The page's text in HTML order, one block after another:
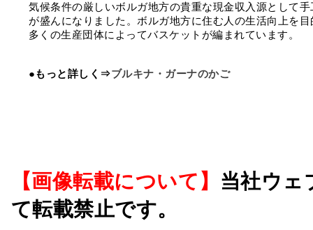
気候条件の厳しいボルガ地方の貴重な現金収入源として
が盛んになりました。ボルガ地方に住む人の生活向上を
多くの生産団体によってバスケットが編まれています。
●もっと詳しく⇒ブルキナ・ガーナのかご
【画像転載について】 当社ウェ
て転載禁止です。